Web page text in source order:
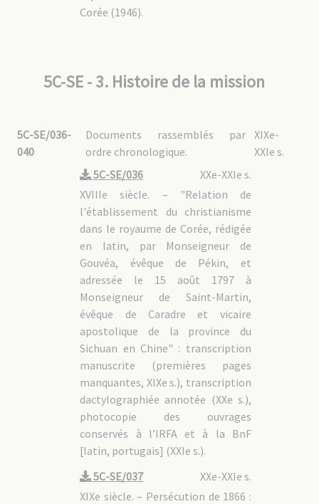
Corée (1946).
5C-SE - 3. Histoire de la mission
5C-SE/036-
040
XIXe-
XXIe s.
Documents rassemblés par
ordre chronologique.
5C-SE/036
XXe-XXIe s.
XVIIIe siècle. – "Relation de
l'établissement du christianisme
dans le royaume de Corée, rédigée
en latin, par Monseigneur de
Gouvéa, évêque de Pékin, et
adressée le 15 août 1797 à
Monseigneur de Saint-Martin,
évêque de Caradre et vicaire
apostolique de la province du
Sichuan en Chine" : transcription
manuscrite (premières pages
manquantes, XIXe s.), transcription
dactylographiée annotée (XXe s.),
photocopie des ouvrages
conservés à l’IRFA et à la BnF
[latin, portugais] (XXIe s.).
5C-SE/037
XXe-XXIe s.
XIXe siècle. – Persécution de 1866 :